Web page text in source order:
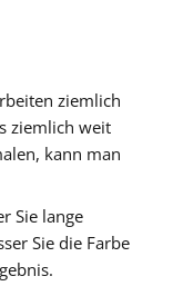
ziemlich
ziemlich weit
kann man
Sie lange
Sie die Farbe